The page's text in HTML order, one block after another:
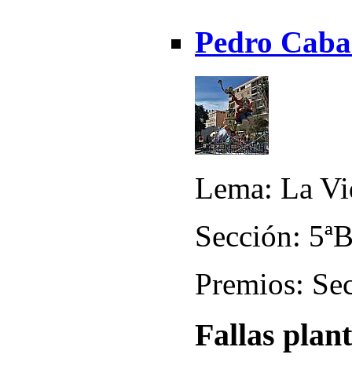
Pedro
Lema: La
Sección:
Premios:
Fallas